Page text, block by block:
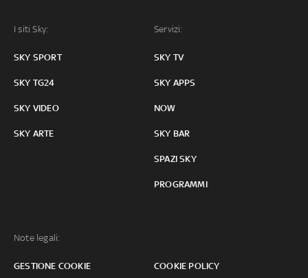
I siti Sky:
SKY SPORT
SKY TG24
SKY VIDEO
SKY ARTE
Servizi:
SKY TV
SKY APPS
NOW
SKY BAR
SPAZI SKY
PROGRAMMI
Note legali:
GESTIONE COOKIE COOKIE POLICY